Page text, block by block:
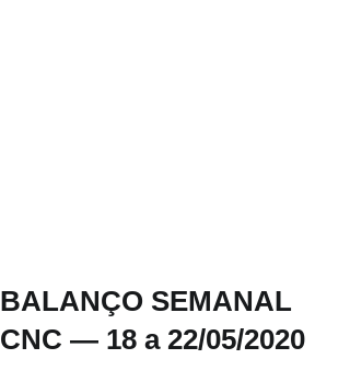
BALANÇO SEMANAL
CNC — 18 a 22/05/2020